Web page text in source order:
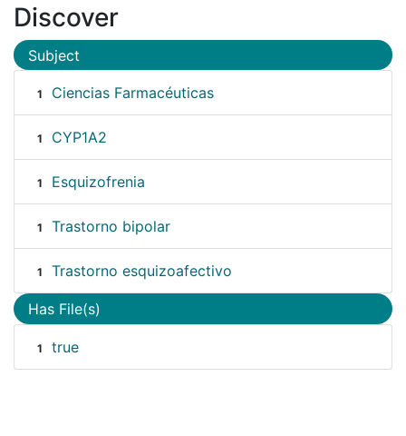
Discover
Subject
1 Ciencias Farmacéuticas
1 CYP1A2
1 Esquizofrenia
1 Trastorno bipolar
1 Trastorno esquizoafectivo
Has File(s)
1 true